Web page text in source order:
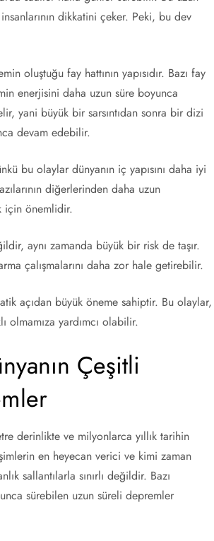
dikkatini çeker. Peki, bu dev
oluştuğu fay hattının yapısıdır. Bazı fay
enerjisini daha uzun süre boyunca
yani büyük bir sarsıntıdan sonra bir dizi
devam edebilir.
bu olaylar dünyanın iç yapısını daha iyi
diğerlerinden daha uzun
için önemlidir.
aynı zamanda büyük bir risk de taşır.
çalışmalarını daha zor hale getirebilir.
açıdan büyük öneme sahiptir. Bu olaylar,
olmamıza yardımcı olabilir.
Çeşitli
derinlikte ve milyonlarca yıllık tarihin
en heyecan verici ve kimi zaman
sallantılarla sınırlı değildir. Bazı
sürebilen uzun süreli depremler